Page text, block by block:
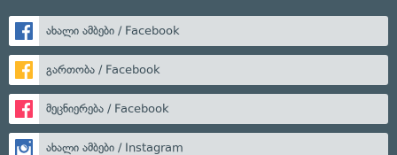
ახალი ამბები / Facebook
გართობა / Facebook
მეცნიერება / Facebook
ახალი ამბები / Instagram